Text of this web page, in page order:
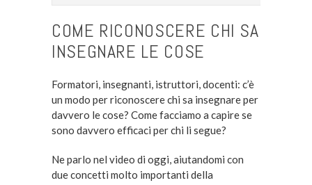
COME RICONOSCERE CHI SA
INSEGNARE LE COSE
Formatori, insegnanti, istruttori, docenti: c’è
un modo per riconoscere chi sa insegnare per
davvero le cose? Come facciamo a capire se
sono davvero efficaci per chi li segue?
Ne parlo nel video di oggi, aiutandomi con
due concetti molto importanti della